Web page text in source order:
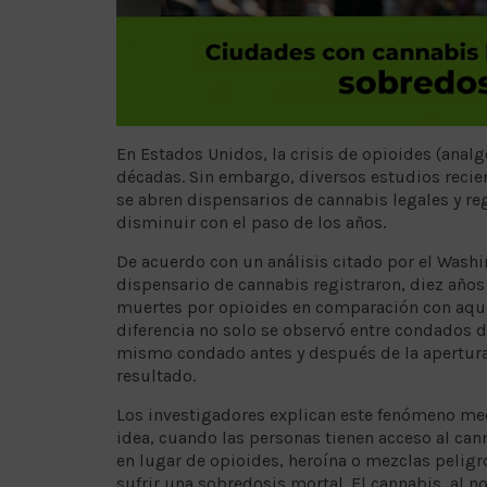
En Estados Unidos, la crisis de opioides
décadas. Sin embargo, diversos estudios
se abren dispensarios de cannabis legales y
disminuir con el paso de los años.
De acuerdo con un análisis citado por el
dispensario de cannabis registraron, diez
muertes por opioides en comparación con
diferencia no solo se observó entre
mismo condado antes y después de la
resultado.
Los investigadores explican este fenómeno
idea, cuando las personas tienen acceso al
en lugar de opioides, heroína o mezclas
sufrir una sobredosis mortal. El cannabis, al